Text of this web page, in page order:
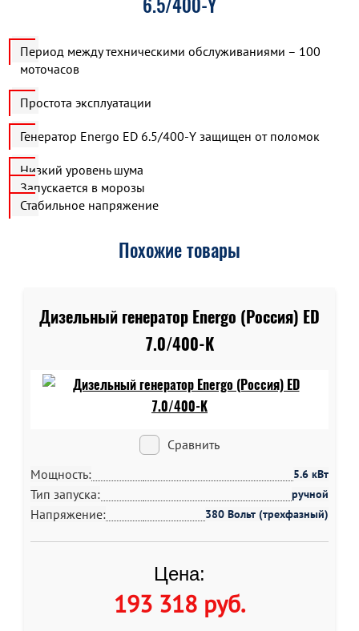
6.5/400-Y
Период между техническими обслуживаниями – 100
моточасов
Простота эксплуатации
Генератор Energo ED 6.5/400-Y защищен от поломок
Низкий уровень шума
Запускается в морозы
Стабильное напряжение
Похожие товары
Дизельный генератор Energo (Россия) ED
7.0/400-K
Сравнить
Мощность:
5.6 кВт
Тип запуска: ручной
Напряжение: 380 Вольт (трехфазный)
Цена:
193 318 руб.